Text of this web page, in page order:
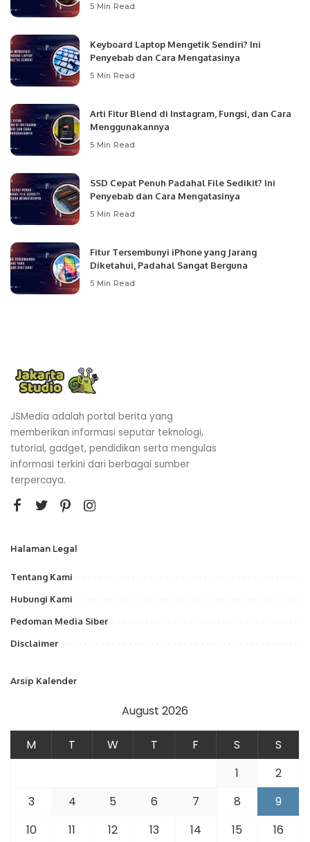
5 Min Read
Keyboard Laptop Mengetik Sendiri? Ini
Penyebab dan Cara Mengatasinya
5 Min Read
Arti Fitur Blend di Instagram, Fungsi, dan Cara
Menggunakannya
5 Min Read
SSD Cepat Penuh Padahal File Sedikit? Ini
Penyebab dan Cara Mengatasinya
5 Min Read
Fitur Tersembunyi iPhone yang Jarang
Diketahui, Padahal Sangat Berguna
5 Min Read
JSMedia adalah portal berita yang
memberikan informasi seputar teknologi,
tutorial, gadget, pendidikan serta mengulas
informasi terkini dari berbagai sumber
terpercaya.
Halaman Legal
Tentang Kami
Hubungi Kami
Pedoman Media Siber
Disclaimer
Arsip Kalender
August 2026
M T W T F S
S
1
2
3
4 5 6 7 8
9
10
11 12 13 14 15
16